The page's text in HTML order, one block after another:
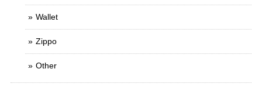
Wallet
Zippo
Other